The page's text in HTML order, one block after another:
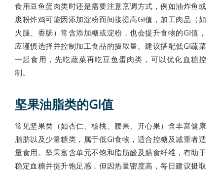
食用豆鱼蛋肉类时还是需要注意烹调方式，例如油炸鱼或
裹粉炸鸡可能因添加淀粉而间接提高GI值，加工肉品（如
火腿、香肠）常含添加糖或淀粉，也会提升食物的GI值，
应谨慎选择并控制加工食品的摄取量。建议搭配低GI蔬菜
一起食用，先吃蔬菜再吃豆鱼蛋肉类，可以优化血糖控
制。
坚果油脂类的GI值
常见坚果类（如杏仁、核桃、腰果、开心果）含丰富健康
脂肪以及少量糖类，属于低GI食物，适合控糖及减重者适
量食用。坚果富含单元不饱和脂肪酸及膳食纤维，有助于
稳定血糖并提升饱足感，但因热量密度高，每日建议摄取